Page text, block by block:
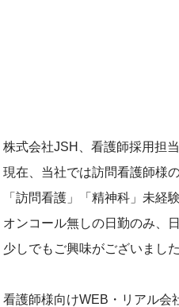
株式会社JSH、看護師採用担当
現在、当社では訪問看護師様
「訪問看護」「精神科」未経
オンコール無しの日勤のみ、
少しでもご興味がございまし
看護師様向けWEB・リアル会